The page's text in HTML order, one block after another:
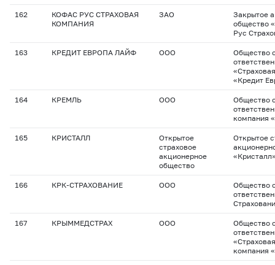
162
КОФАС РУС СТРАХОВАЯ
КОМПАНИЯ
ЗАО
Закрытое
общество
Рус
163 КРЕДИТ ЕВРОПА ЛАЙФ ООО
Общество
«Кредит
164 КРЕМЛЬ ООО
Общество
компания
165 КРИСТАЛЛ
Открытое
страховое
акционерное
общество
Открытое
166 КРК-СТРАХОВАНИЕ ООО
Общество
167 КРЫММЕДСТРАХ ООО
Общество
компания